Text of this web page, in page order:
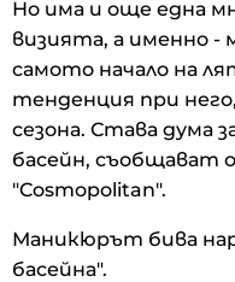
Но има и още една
визията, а именно
самото начало на
тенденция при
сезона. Става дума
басейн, съобщават
"Cosmopolitan".
Маникюрът бива
басейна".